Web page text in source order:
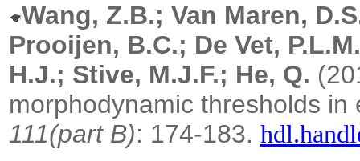
Wang, Z.B.; Van Maren,
Prooijen, B.C.; De Vet,
H.J.; Stive, M.J.F.; He, Q.
morphodynamic thresholds
111(part B): 174-183.